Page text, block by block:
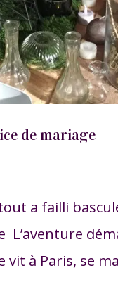
de mariage
a failli
L’aventure
vit à Paris, se